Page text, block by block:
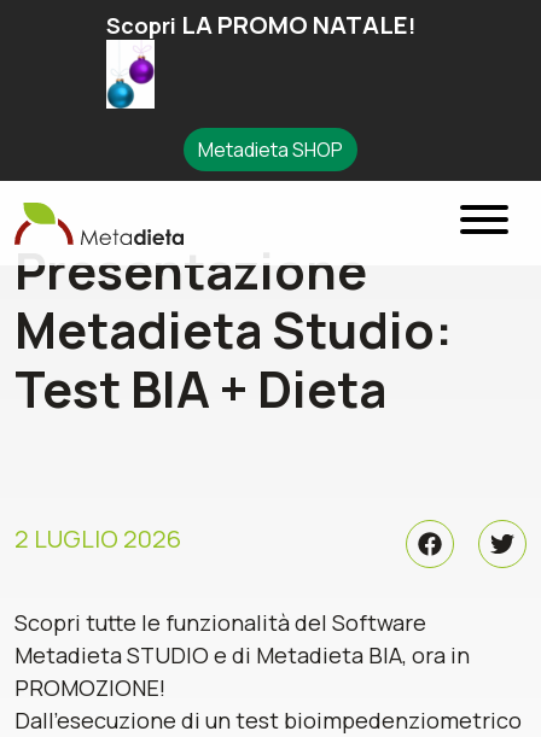
Scopri LA PROMO NATALE!
Metadieta SHOP
Presentazione
Metadieta Studio:
Test BIA + Dieta
2 LUGLIO 2026
Scopri tutte le funzionalità del Software
Metadieta STUDIO e di Metadieta BIA, ora in
PROMOZIONE!
Dall’esecuzione di un test bioimpedenziometrico